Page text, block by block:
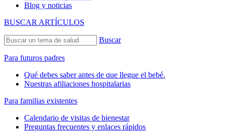
Blog y noticias
BUSCAR ARTÍCULOS
Buscar
Para futuros padres
Qué debes saber antes de que llegue el bebé.
Nuestras afiliaciones hospitalarias
Para familias existentes
Calendario de visitas de bienestar
Preguntas frecuentes y enlaces rápidos